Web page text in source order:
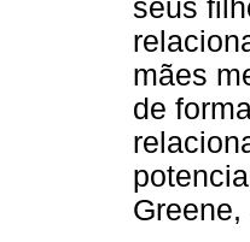
seus
mães
de